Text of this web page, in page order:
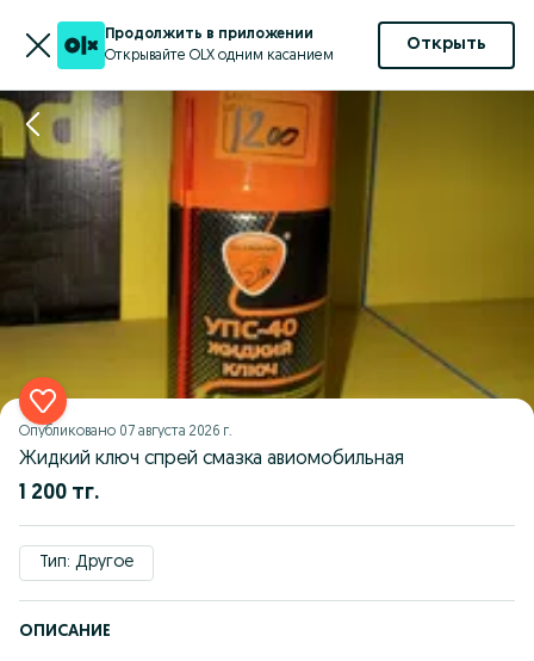
Продолжить в приложении
Открывайте OLX одним касанием
Открыть
Опубликовано 07 августа 2026 г.
Жидкий ключ спрей смазка авиомобильная
1 200 тг.
Тип: Другое
ОПИСАНИЕ